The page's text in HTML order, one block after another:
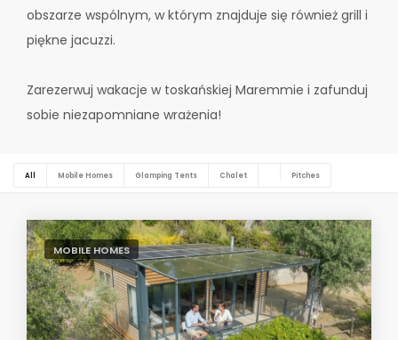
obszarze wspólnym, w którym znajduje się również grill i
piękne jacuzzi.
Zarezerwuj wakacje w toskańskiej Maremmie i zafunduj
sobie niezapomniane wrażenia!
All Mobile Homes Glamping Tents Chalet Pitches
MOBILE HOMES